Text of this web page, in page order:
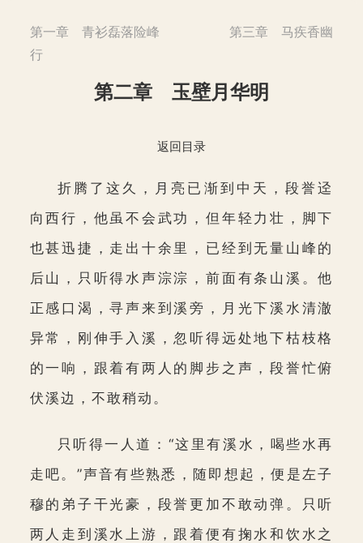
第一章 青衫磊落险峰
行
第三章 马疾香幽
第二章 玉壁月华明
返回目录
折腾了这久，月亮已渐到中天，段誉迳
向西行，他虽不会武功，但年轻力壮，脚下
也甚迅捷，走出十余里，已经到无量山峰的
后山，只听得水声淙淙，前面有条山溪。他
正感口渴，寻声来到溪旁，月光下溪水清澈
异常，刚伸手入溪，忽听得远处地下枯枝格
的一响，跟着有两人的脚步之声，段誉忙俯
伏溪边，不敢稍动。
只听得一人道：“这里有溪水，喝些水再
走吧。”声音有些熟悉，随即想起，便是左子
穆的弟子干光豪，段誉更加不敢动弹。只听
两人走到溪水上游，跟着便有掬水和饮水之